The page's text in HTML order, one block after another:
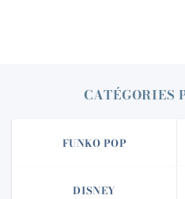
CATÉGORIES
FUNKO POP
DISNEY